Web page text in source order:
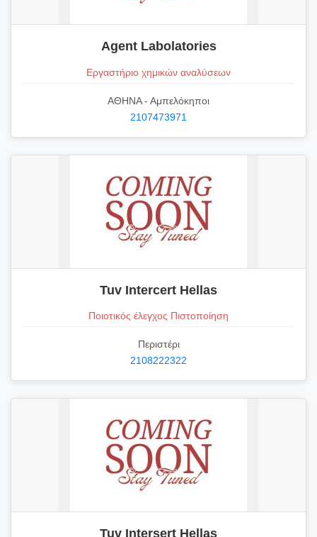
Agent Labolatories
Εργαστήριο χημικών αναλύσεων
ΑΘΗΝΑ - Αμπελόκηποι
2107473971
Tuv Intercert Hellas
Ποιοτικός έλεγχος Πιστοποίηση
Περιστέρι
2108222322
Tuv Intersert Hellas